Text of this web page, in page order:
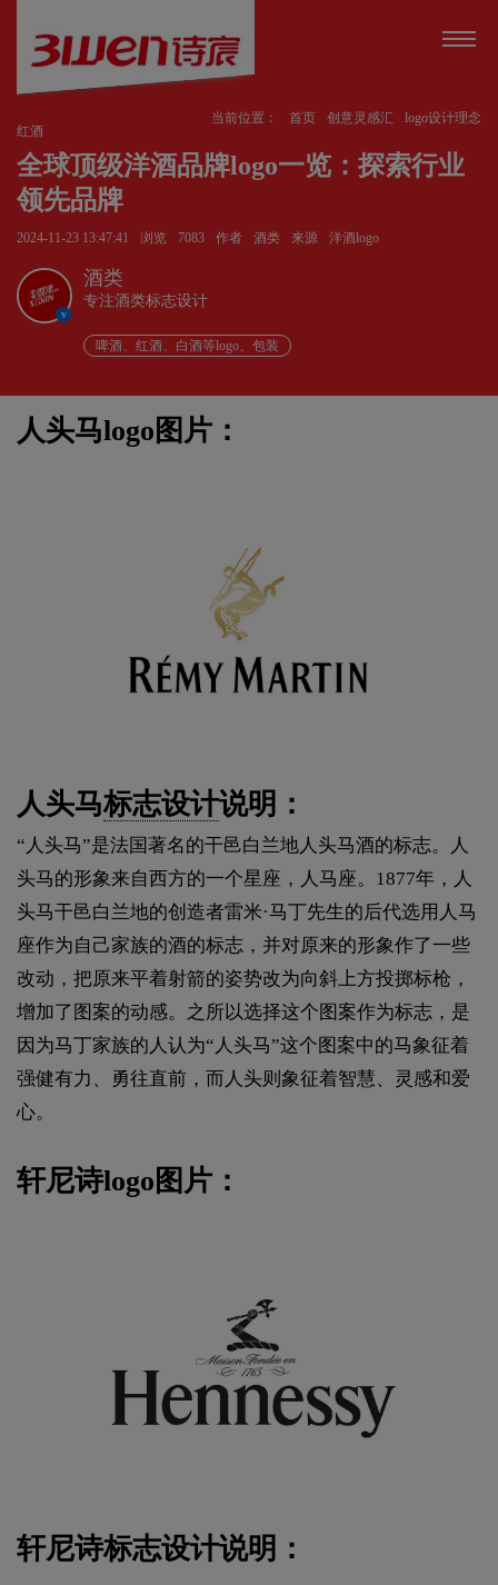
当前位置： 首页 创意灵感汇
logo设计理念
红酒
全球顶级洋酒品牌logo一览：探索行业
领先品牌
2024-11-23 13:47:41 浏览 7083 作者 酒类 来源 洋酒logo
v
酒类
专注酒类标志设计
啤酒、红酒、白酒等logo、包装
人头马logo图片：
人头马标志设计说明：
“人头马”是法国著名的干邑白兰地人头马酒的标志。人
头马的形象来自西方的一个星座，人马座。1877年，人
头马干邑白兰地的创造者雷米·马丁先生的后代选用人马
座作为自己家族的酒的标志，并对原来的形象作了一些
改动，把原来平着射箭的姿势改为向斜上方投掷标枪，
增加了图案的动感。之所以选择这个图案作为标志，是
因为马丁家族的人认为“人头马”这个图案中的马象征着
强健有力、勇往直前，而人头则象征着智慧、灵感和爱
心。
轩尼诗logo图片：
轩尼诗标志设计说明：